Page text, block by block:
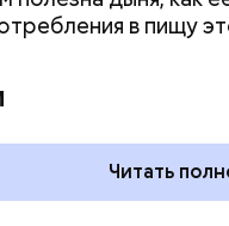
в пищу
Читать
желудка и